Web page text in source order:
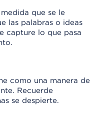
que se le
las palabras o ideas
capture lo que pasa
como una manera de
Recuerde
se despierte.